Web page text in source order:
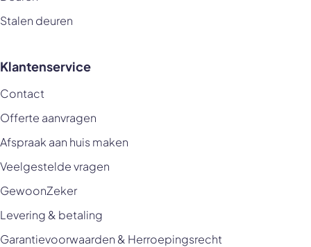
Stalen deuren
Klantenservice
Contact
Offerte aanvragen
Afspraak aan huis maken
Veelgestelde vragen
GewoonZeker
Levering & betaling
Garantievoorwaarden & Herroepingsrecht